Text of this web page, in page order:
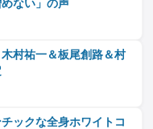
ない」の声
木村祐一＆板尾創路＆村
ックな全身ホワイトコ